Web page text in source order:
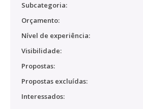
Subcategoria:
Orçamento:
Nível de experiência:
Visibilidade:
Propostas:
Propostas excluídas:
Interessados: